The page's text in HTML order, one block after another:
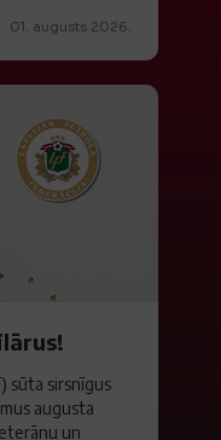
01. augusts 2026.
sūta sirsnīgus
augusta
un